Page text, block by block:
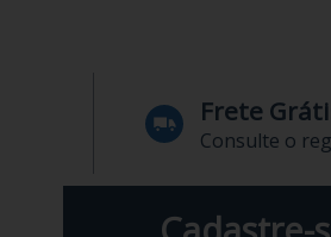
Frete
Consulte o